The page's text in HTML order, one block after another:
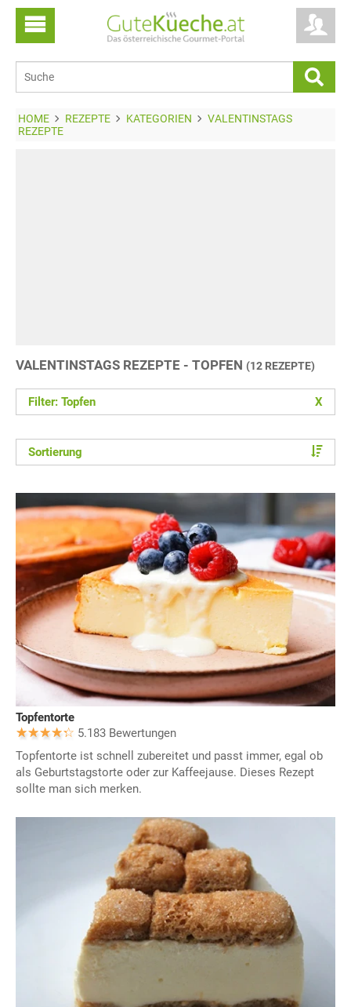
HOME REZEPTE KATEGORIEN
VALENTINSTAGS
REZEPTE
VALENTINSTAGS REZEPTE - TOPFEN (12 REZEPTE)
Filter: Topfen X
Sortierung
Topfentorte
5.183 Bewertungen
Topfentorte ist schnell zubereitet und passt immer, egal ob
als Geburtstagstorte oder zur Kaffeejause. Dieses Rezept
sollte man sich merken.